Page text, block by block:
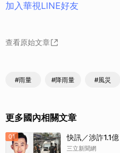
加入華視LINE好友
查看原始文章
#雨量 #降雨量 #風災
更多國內相關文章
01 快訊／涉詐1.1
三立新聞網